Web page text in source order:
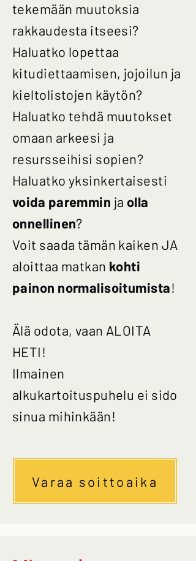
tekemään muutoksia
rakkaudesta itseesi?
Haluatko lopettaa
kitudiettaamisen, jojoilun ja
kieltolistojen käytön?
Haluatko tehdä muutokset
omaan arkeesi ja
resursseihisi sopien?
Haluatko yksinkertaisesti
voida paremmin ja olla
onnellinen?
Voit saada tämän kaiken JA
aloittaa matkan kohti
painon normalisoitumista!
Älä odota, vaan ALOITA
HETI!
Ilmainen
alkukartoituspuhelu ei sido
sinua mihinkään!
Varaa soittoaika